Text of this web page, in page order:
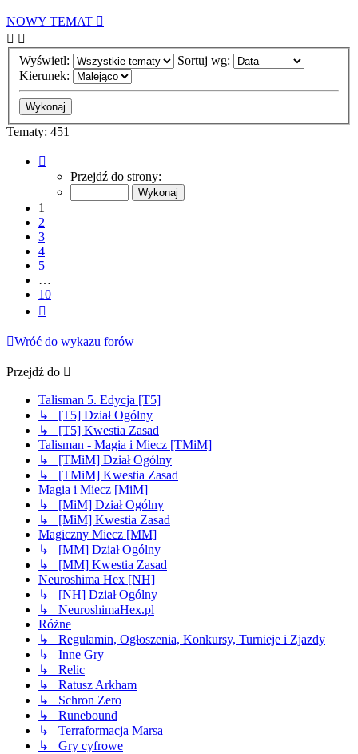
NOWY TEMAT
Wyświetl:
Sortuj wg:
Kierunek:
Tematy: 451
Przejdź do strony:
1
2
3
4
5
…
10
Wróć do wykazu forów
Przejdź do
Talisman 5. Edycja [T5]
↳ [T5] Dział Ogólny
↳ [T5] Kwestia Zasad
Talisman - Magia i Miecz [TMiM]
↳ [TMiM] Dział Ogólny
↳ [TMiM] Kwestia Zasad
Magia i Miecz [MiM]
↳ [MiM] Dział Ogólny
↳ [MiM] Kwestia Zasad
Magiczny Miecz [MM]
↳ [MM] Dział Ogólny
↳ [MM] Kwestia Zasad
Neuroshima Hex [NH]
↳ [NH] Dział Ogólny
↳ NeuroshimaHex.pl
Różne
↳ Regulamin, Ogłoszenia, Konkursy, Turnieje i Zjazdy
↳ Inne Gry
↳ Relic
↳ Ratusz Arkham
↳ Schron Zero
↳ Runebound
↳ Terraformacja Marsa
↳ Gry cyfrowe